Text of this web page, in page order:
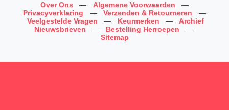
Over Ons — Algemene Voorwaarden
—
Privacyverklaring
— Verzenden & Retourneren
—
Veelgestelde Vragen
— Keurmerken —
Archief
Nieuwsbrieven
— Bestelling Herroepen
—
Sitemap